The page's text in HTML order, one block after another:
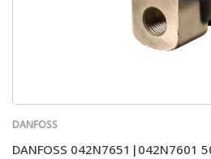
DANFOSS
DANFOSS 042N7651|042N7601